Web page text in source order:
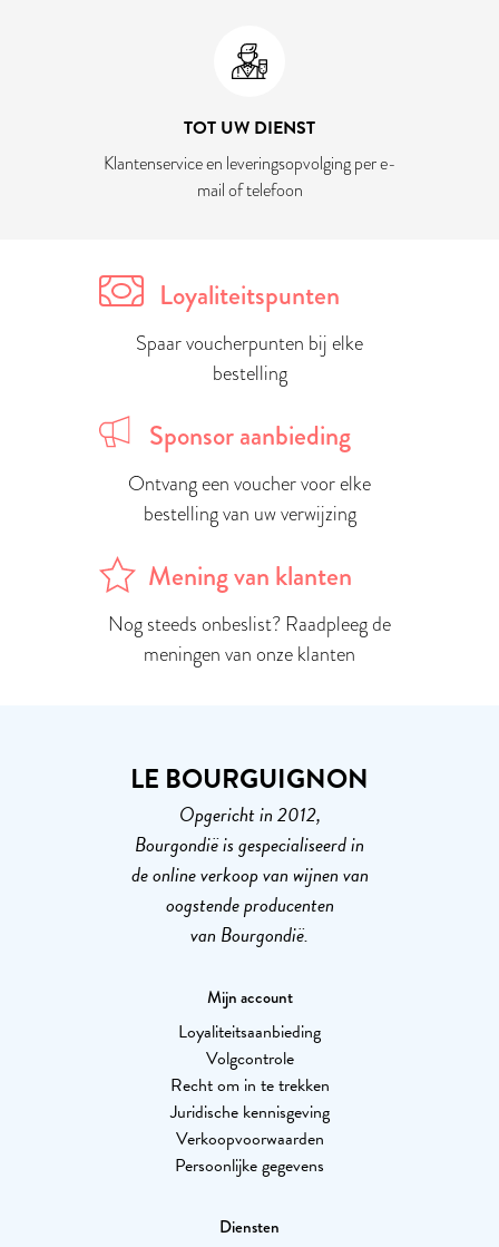
TOT UW DIENST
Klantenservice en leveringsopvolging per e-
mail of telefoon
Loyaliteitspunten
Spaar voucherpunten bij elke
bestelling
Sponsor aanbieding
Ontvang een voucher voor elke
bestelling van uw verwijzing
Mening van klanten
Nog steeds onbeslist? Raadpleeg de
meningen van onze klanten
LE BOURGUIGNON
Opgericht in 2012,
Bourgondië is gespecialiseerd in
de online verkoop van wijnen van
oogstende producenten
van Bourgondië.
Mijn account
Loyaliteitsaanbieding
Volgcontrole
Recht om in te trekken
Juridische kennisgeving
Verkoopvoorwaarden
Persoonlijke gegevens
Diensten